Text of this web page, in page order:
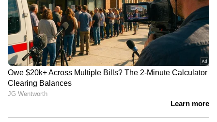
ഉൾപ്പെടെയുള്ള എല്ലാ ഔദ്യോഗിക
നടപടിക്രമങ്ങളും പൂർത്തിയാക്കി ഇന്ത്യൻ
എംബസി അദ്ദേഹത്തിെൻറ മടക്കയാത്ര
ഏകോപിപ്പിച്ചു. പ്രതിസന്ധി ഘട്ടത്തിൽ ഒരു
ഇന്ത്യൻ പൗരന് ആവശ്യമായ എല്ലാ
പിന്തുണയും സമയബന്ധിതമായി ഉറപ്പാക്കാൻ
കഴിഞ്ഞതിൽ എംബസി വൃത്തങ്ങൾ സംതൃപ്തി